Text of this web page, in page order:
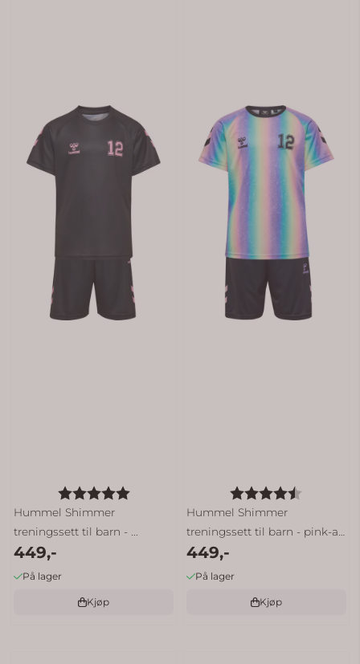
Karakter: 5.0 av 5 mulige
Hummel Shimmer
treningssett til barn - ...
449,-
På lager
Kjøp
Karakter:
Hummel Shimmer
treningssett til barn - pink-a-
boo
449,-
På lager
Kjøp